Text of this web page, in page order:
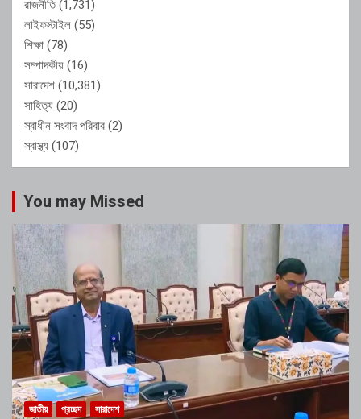
রাজনীতি(1,731)
লাইফস্টাইল (55)
শিক্ষা (78)
সম্পাদকীয় (16)
সারাদেশ (10,381)
সাহিত্য (20)
স্বাধীন সংবাদ পরিবার (2)
স্বাস্থ্য (107)
You may Missed
জাতীয় প্রচ্ছদ সারাদেশ